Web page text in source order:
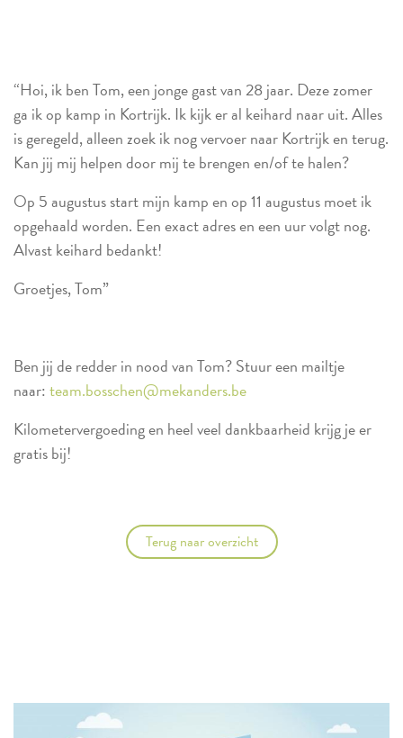
“Hoi, ik ben Tom, een jonge gast van 28 jaar. Deze zomer
ga ik op kamp in Kortrijk. Ik kijk er al keihard naar uit. Alles
is geregeld, alleen zoek ik nog vervoer naar Kortrijk en terug.
Kan jij mij helpen door mij te brengen en/of te halen?
Op 5 augustus start mijn kamp en op 11 augustus moet ik
opgehaald worden. Een exact adres en een uur volgt nog.
Alvast keihard bedankt!
Groetjes, Tom”
Ben jij de redder in nood van Tom? Stuur een mailtje
naar:team.bosschen@mekanders.be
Kilometervergoeding en heel veel dankbaarheid krijg je er
gratis bij!
Terug naar overzicht